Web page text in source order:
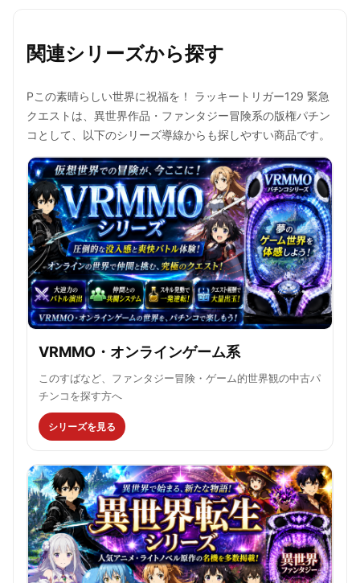
関連シリーズから探す
Pこの素晴らしい世界に祝福を！ ラッキートリガー129 緊急
クエストは、異世界作品・ファンタジー冒険系の版権パチン
コとして、以下のシリーズ導線からも探しやすい商品です。
VRMMO・オンラインゲーム系
このすばなど、ファンタジー冒険・ゲーム的世界観の中古パ
チンコを探す方へ
シリーズを見る